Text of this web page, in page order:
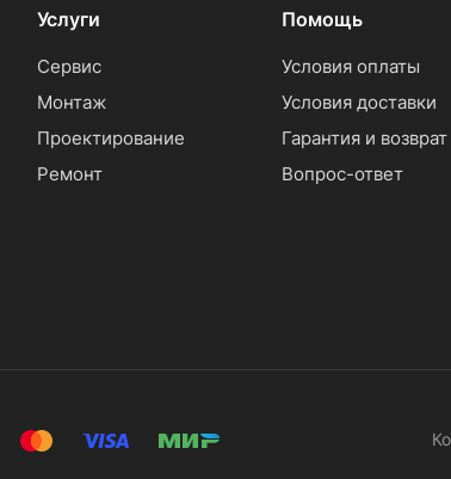
Услуги
Сервис
Монтаж
Проектирование
Ремонт
Помощь
Условия оплаты
Условия доставки
Гарантия и возврат
Вопрос-ответ